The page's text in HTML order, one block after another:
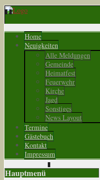
Home
Neuigkeiten
Alle Meldungen
Gemeinde
Heimatfest
Feuerwehr
Kirche
Jagd
Sonstiges
News Layout
Termine
Gästebuch
Kontakt
Impressum
Hauptmenü